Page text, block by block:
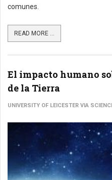
comunes.
READ MORE ...
El impacto humano
de la Tierra
UNIVERSITY OF LEICESTER VIA